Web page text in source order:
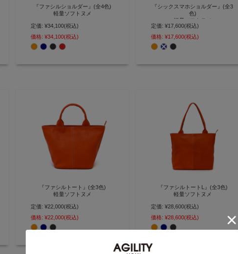
『ファシルショルダー』(全4色)
軽量ソフトヌメ
A4サイズ対応 シンプルフォルム
で使いやすい本革ショルダーバッ
グ【AGILITY affa(アジリティ ア
ッファ)】(1011)
定価: ¥34,100(税込)
価格: ¥34,100(税込)
『シックスマホショルダー』(全3
色)
軽量ソフトヌメ
身軽に外出できる軽量レザーのス
マホショルダー【AGILITY affa(ア
ジリティ アッファ)】(1031)
定価: ¥17,600(税込)
価格: ¥17,600(税込)
『ファシルトート』(全3色)
軽量ソフトヌメ
ぽってりフォルムのシンプルなレ
ザートート ランチトート サブバ
ッグ【AGILITY affa(アジリティ
アッファ)】(1008)
定価: ¥22,000(税込)
価格: ¥22,000(税込)
『ファシルトートL』(全3色)
軽量ソフトヌメ
A4サイズ対応 シンプルなレザー
トートファスナー付き 本革 牛革
ファスナー付き 日本製【AGILITY
affa(アジリティ アッファ)】
定価: ¥28,600(税込)
価格: ¥28,600(税込)